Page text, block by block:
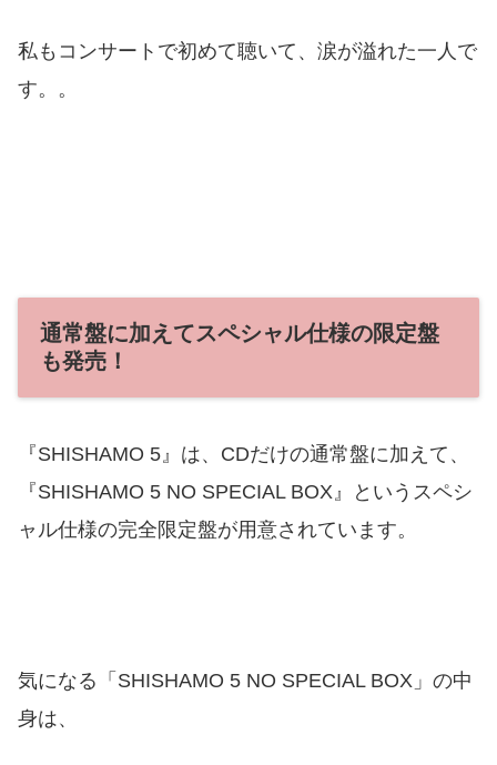
私もコンサートで初めて聴いて、涙が溢れた一人で
す。。
通常盤に加えてスペシャル仕様の限定盤
も発売！
『SHISHAMO 5』は、CDだけの通常盤に加えて、
『SHISHAMO 5 NO SPECIAL BOX』というスペシ
ャル仕様の完全限定盤が用意されています。
気になる「SHISHAMO 5 NO SPECIAL BOX」の中
身は、